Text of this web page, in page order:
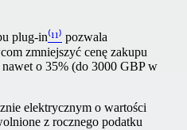
plug-in⁽¹¹⁾ pozwala
zmniejszyć cenę zakupu
o 35% (do 3000 GBP w
elektrycznym o wartości
z rocznego podatku